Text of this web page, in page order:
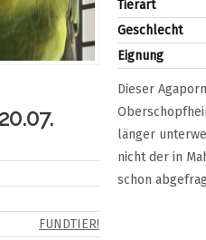
FUNDTIER!
Tierart
Geschlecht
Eignung
Dieser
länger
nicht der in
schon